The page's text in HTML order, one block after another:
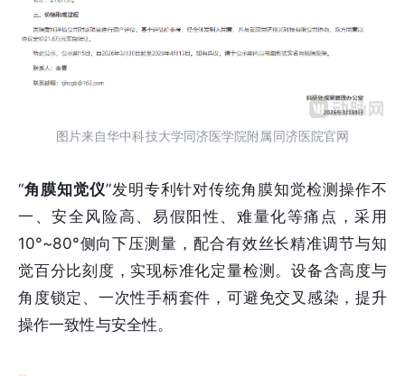
图片来自华中科技大学同济医学院附属同济医院官网
“角膜知觉仪”发明专利针对传统角膜知觉检测操作不
一、安全风险高、易假阳性、难量化等痛点，采用
10°~80°侧向下压测量，配合有效丝长精准调节与知
觉百分比刻度，实现标准化定量检测。设备含高度与
角度锁定、一次性手柄套件，可避免交叉感染，提升
操作一致性与安全性。